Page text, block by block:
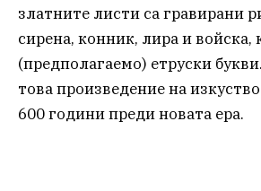
златните листи са гравирани
сирена, конник, лира и войска,
(предполагаемо) етруски
това произведение на
600 години преди новата ера.